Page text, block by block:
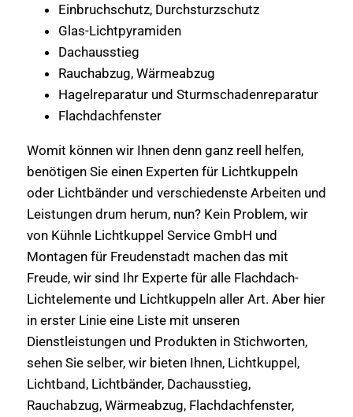
Einbruchschutz, Durchsturzschutz
Glas-Lichtpyramiden
Dachausstieg
Rauchabzug, Wärmeabzug
Hagelreparatur und Sturmschadenreparatur
Flachdachfenster
Womit können wir Ihnen denn ganz reell helfen,
benötigen Sie einen Experten für Lichtkuppeln
oder Lichtbänder und verschiedenste Arbeiten und
Leistungen drum herum, nun? Kein Problem, wir
von Kühnle Lichtkuppel Service GmbH und
Montagen für Freudenstadt machen das mit
Freude, wir sind Ihr Experte für alle Flachdach-
Lichtelemente und Lichtkuppeln aller Art. Aber hier
in erster Linie eine Liste mit unseren
Dienstleistungen und Produkten in Stichworten,
sehen Sie selber, wir bieten Ihnen, Lichtkuppel,
Lichtband, Lichtbänder, Dachausstieg,
Rauchabzug, Wärmeabzug, Flachdachfenster,